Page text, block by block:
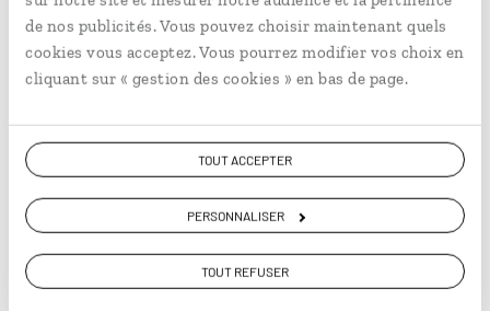
de nos publicités. Vous pouvez choisir maintenant quels
cookies vous acceptez. Vous pourrez modifier vos choix en
cliquant sur « gestion des cookies » en bas de page.
TOUT ACCEPTER
PERSONNALISER
TOUT REFUSER
slovènes. Les voyageurs moins sportifs pourront
séjourner à Ljubljana pour profiter des jours fériés de
décembre, de la magie de Noël et de la chaleur
5 bonnes raisons pour voyager en
Slovénie en hiver
accueillir les premiers rayons de soleil avec des
carnavals très festifs